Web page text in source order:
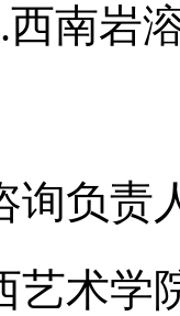
岩溶
负责人
术学